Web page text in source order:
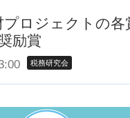
プロジェクトの各
励賞
税務研究会